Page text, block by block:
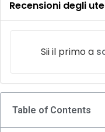
Recensioni degli
Sii il primo a
Table of Contents